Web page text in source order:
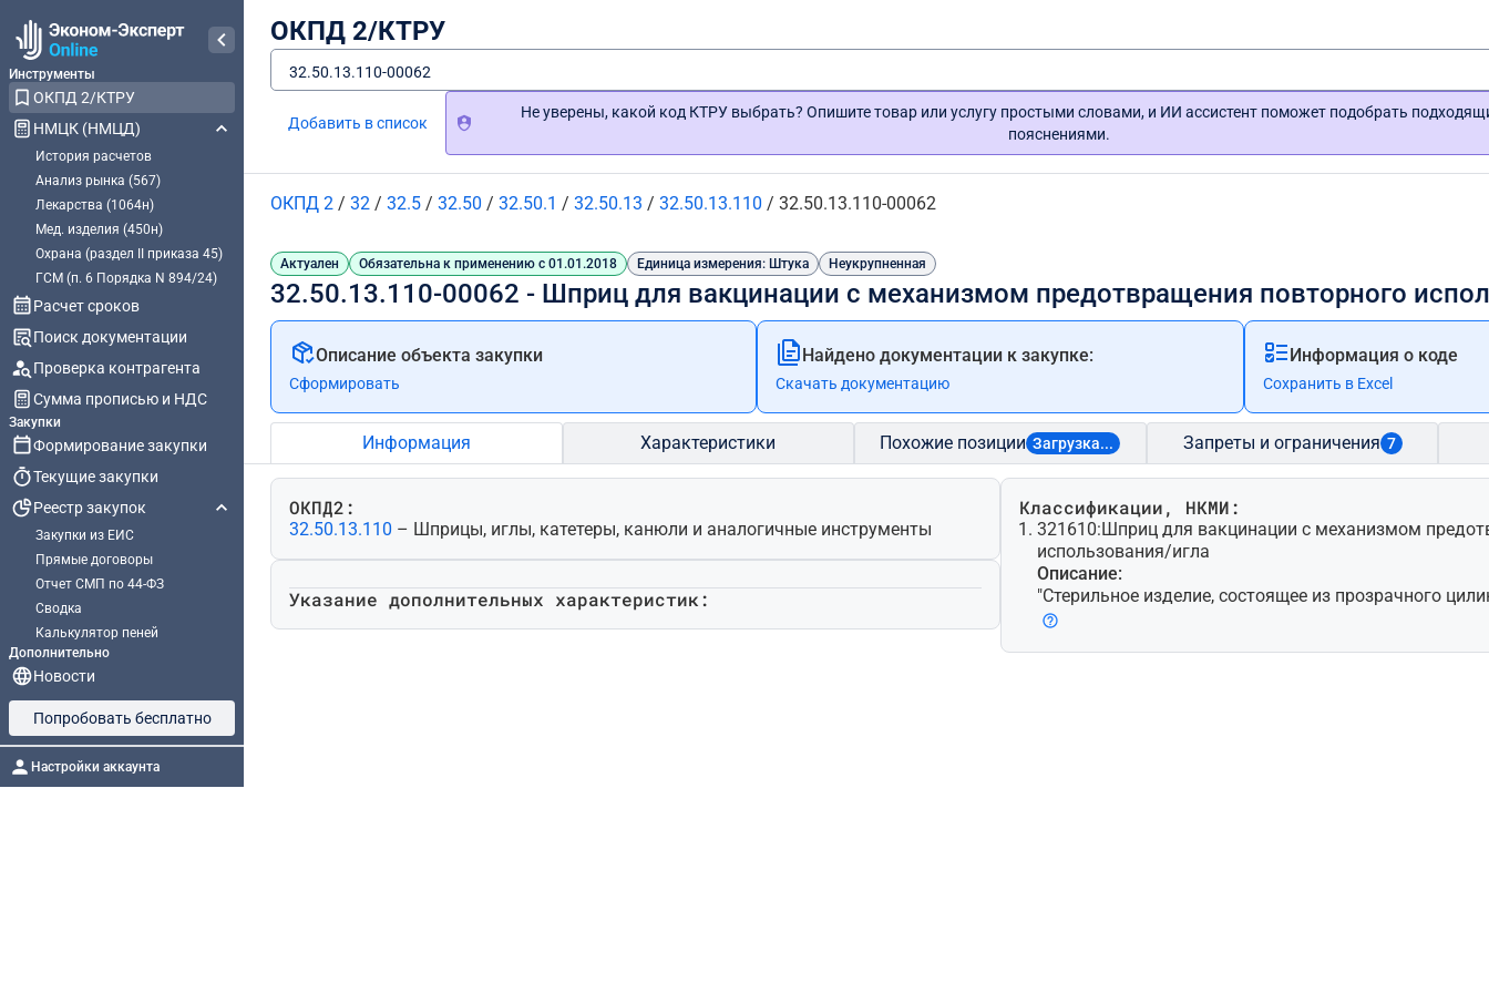
Инструменты
ОКПД 2/КТРУ
НМЦК (НМЦД)
История расчетов
Анализ рынка (567)
Лекарства (1064н)
Мед. изделия (450н)
Охрана (раздел II приказа 45)
ГСМ (п. 6 Порядка N 894/24)
Расчет сроков
Поиск документации
Проверка контрагента
Сумма прописью и НДС
Закупки
Формирование закупки
Текущие закупки
Реестр закупок
Закупки из ЕИС
Прямые договоры
Отчет СМП по 44-ФЗ
Сводка
Калькулятор пеней
Дополнительно
Новости
Попробовать бесплатно
Настройки аккаунта
ОКПД 2/КТРУ
32.50.13.110-00062
Добавить в список
Не уверены, какой код КТРУ выбрать? Опишите товар или услугу простыми словами, и ИИ ассистент поможет подобрать
пояснениями.
ОКПД 2 / 32 / 32.5 / 32.50 / 32.50.1 / 32.50.13 / 32.50.13.110 / 32.50.13.110-00062
Актуален Обязательна к применению с 01.01.2018 Единица измерения: Штука Неукрупненная
32.50.13.110-00062 - Шприц для вакцинации с механизмом предотвращения повторного
Описание объекта закупки
Сформировать
Найдено документации к закупке:
Скачать документацию
Информация о коде
Сохранить в Excel
Информация Характеристики Похожие позиции Загрузка... Запреты и ограничения 7
ОКПД2:
32.50.13.110 – Шприцы, иглы, катетеры, канюли и аналогичные инструменты
Указание дополнительных характеристик:
Классификации, НКМИ:
321610:Шприц для вакцинации с механизмом
использования/игла
Описание:
"Стерильное изделие, состоящее из прозрачного
строенным механизмом предотвращения